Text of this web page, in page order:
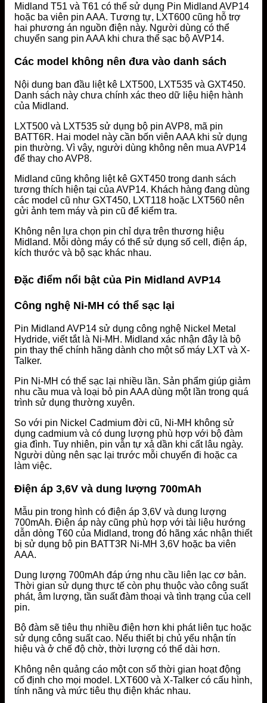
Midland T51 và T61 có thể sử dụng Pin Midland AVP14
hoặc ba viên pin AAA. Tương tự, LXT600 cũng hỗ trợ
hai phương án nguồn điện này. Người dùng có thể
chuyển sang pin AAA khi chưa thể sạc bộ AVP14.
Các model không nên đưa vào danh sách
Nội dung ban đầu liệt kê LXT500, LXT535 và GXT450.
Danh sách này chưa chính xác theo dữ liệu hiện hành
của Midland.
LXT500 và LXT535 sử dụng bộ pin AVP8, mã pin
BATT6R. Hai model này cần bốn viên AAA khi sử dụng
pin thường. Vì vậy, người dùng không nên mua AVP14
để thay cho AVP8.
Midland cũng không liệt kê GXT450 trong danh sách
tương thích hiện tại của AVP14. Khách hàng đang dùng
các model cũ như GXT450, LXT118 hoặc LXT560 nên
gửi ảnh tem máy và pin cũ để kiểm tra.
Không nên lựa chọn pin chỉ dựa trên thương hiệu
Midland. Mỗi dòng máy có thể sử dụng số cell, điện áp,
kích thước và bộ sạc khác nhau.
Đặc điểm nổi bật của Pin Midland AVP14
Công nghệ Ni-MH có thể sạc lại
Pin Midland AVP14 sử dụng công nghệ Nickel Metal
Hydride, viết tắt là Ni-MH. Midland xác nhận đây là bộ
pin thay thế chính hãng dành cho một số máy LXT và X-
Talker.
Pin Ni-MH có thể sạc lại nhiều lần. Sản phẩm giúp giảm
nhu cầu mua và loại bỏ pin AAA dùng một lần trong quá
trình sử dụng thường xuyên.
So với pin Nickel Cadmium đời cũ, Ni-MH không sử
dụng cadmium và có dung lượng phù hợp với bộ đàm
gia đình. Tuy nhiên, pin vẫn tự xả dần khi cất lâu ngày.
Người dùng nên sạc lại trước mỗi chuyến đi hoặc ca
làm việc.
Điện áp 3,6V và dung lượng 700mAh
Mẫu pin trong hình có điện áp 3,6V và dung lượng
700mAh. Điện áp này cũng phù hợp với tài liệu hướng
dẫn dòng T60 của Midland, trong đó hãng xác nhận thiết
bị sử dụng bộ pin BATT3R Ni-MH 3,6V hoặc ba viên
AAA.
Dung lượng 700mAh đáp ứng nhu cầu liên lạc cơ bản.
Thời gian sử dụng thực tế còn phụ thuộc vào công suất
phát, âm lượng, tần suất đàm thoại và tình trạng của cell
pin.
Bộ đàm sẽ tiêu thụ nhiều điện hơn khi phát liên tục hoặc
sử dụng công suất cao. Nếu thiết bị chủ yếu nhận tín
hiệu và ở chế độ chờ, thời lượng có thể dài hơn.
Không nên quảng cáo một con số thời gian hoạt động
cố định cho mọi model. LXT600 và X-Talker có cấu hình,
tính năng và mức tiêu thụ điện khác nhau.